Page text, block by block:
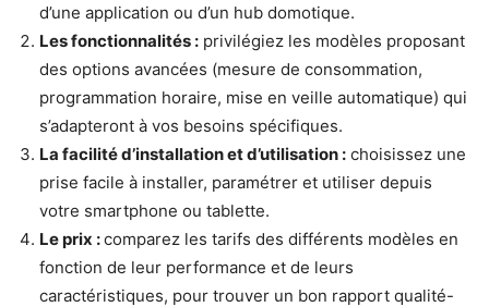
d’une application ou d’un hub domotique.
Les fonctionnalités : privilégiez les modèles proposant
des options avancées (mesure de consommation,
programmation horaire, mise en veille automatique) qui
s’adapteront à vos besoins spécifiques.
La facilité d’installation et d’utilisation : choisissez une
prise facile à installer, paramétrer et utiliser depuis
votre smartphone ou tablette.
Le prix :comparez les tarifs des différents modèles en
fonction de leur performance et de leurs
caractéristiques, pour trouver un bon rapport qualité-